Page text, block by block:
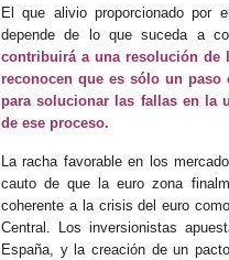
El que alivio proporcionado por
depende de lo que suceda a
contribuirá a una resolución de
reconocen que es sólo un
para solucionar las fallas en la
de ese proceso.
La racha favorable en los
cauto de que la euro zona
coherente a la crisis del euro
Central. Los inversionistas
España, y la creación de un